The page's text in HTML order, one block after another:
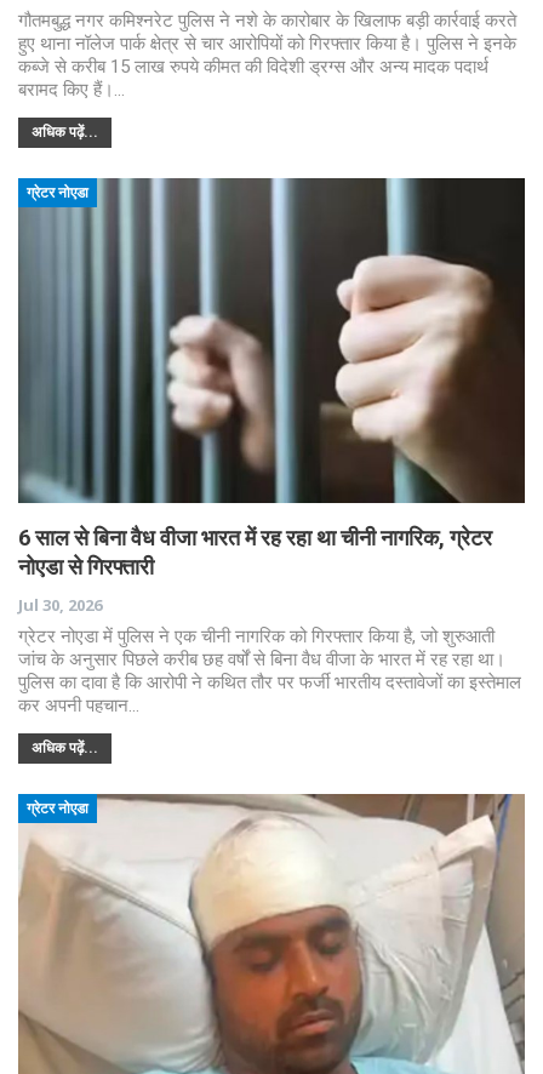
गौतमबुद्ध नगर कमिश्नरेट पुलिस ने नशे के कारोबार के खिलाफ बड़ी कार्रवाई करते
हुए थाना नॉलेज पार्क क्षेत्र से चार आरोपियों को गिरफ्तार किया है। पुलिस ने इनके
कब्जे से करीब 15 लाख रुपये कीमत की विदेशी ड्रग्स और अन्य मादक पदार्थ
बरामद किए हैं।…
अधिक पढ़ें...
ग्रेटर नोएडा
6 साल से बिना वैध वीजा भारत में रह रहा था चीनी नागरिक, ग्रेटर
नोएडा से गिरफ्तारी
Jul 30, 2026
ग्रेटर नोएडा में पुलिस ने एक चीनी नागरिक को गिरफ्तार किया है, जो शुरुआती
जांच के अनुसार पिछले करीब छह वर्षों से बिना वैध वीजा के भारत में रह रहा था।
पुलिस का दावा है कि आरोपी ने कथित तौर पर फर्जी भारतीय दस्तावेजों का इस्तेमाल
कर अपनी पहचान…
अधिक पढ़ें...
ग्रेटर नोएडा